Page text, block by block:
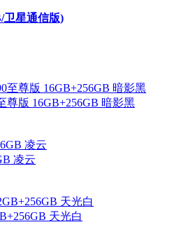
卫星通信版)
尊版 16GB+256GB 暗影黑
凌云
天光白